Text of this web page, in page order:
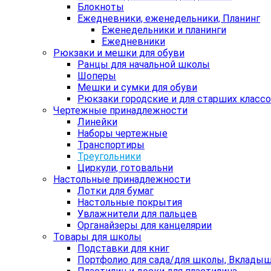
Блокноты
Ежедневники, еженедельники, Планинг
Еженедельники и планинги
Ежедневники
Рюкзаки и мешки для обуви
Ранцы для начальной школы
Шоперы
Мешки и сумки для обуви
Рюкзаки городские и для старших
Чертежные принадлежности
Линейки
Наборы чертежные
Транспортиры
Треугольники
Циркули, готовальни
Настольные принадлежности
Лотки для бумаг
Настольные покрытия
Увлажнители для пальцев
Органайзеры для канцелярии
Товары для школы
Подставки для книг
Портфолио для сада/для школы,